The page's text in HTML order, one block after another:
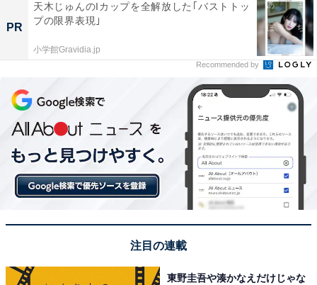
PR
天木じゅんのIカップを全解放した｢バストトッ
プの限界表現｣
小学館Gravidia.jp
Recommended by
注目の連載
東野圭吾や湊かなえだけじゃな